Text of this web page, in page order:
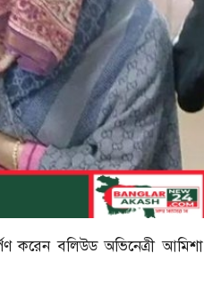
বলিউড অভিনেত্রী আমিশা